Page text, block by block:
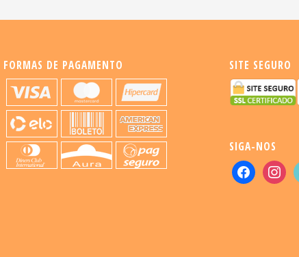
FORMAS DE PAGAMENTO SITE SEGURO
SIGA-NOS